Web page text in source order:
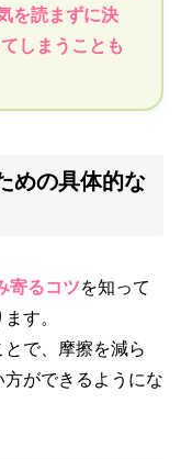
を読まずに決
しまうことも
めの具体的な
寄るコツを知って
す。
とで、摩擦を減ら
ができるようにな